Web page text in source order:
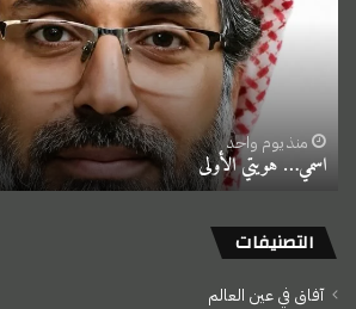
منذ يوم واحد
اسمي… هويتي الأولى
التصنيفات
آفاق في عين العالم